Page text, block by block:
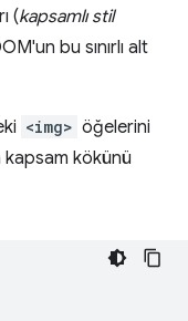
(kapsamlı stil
bu sınırlı alt
<img> öğelerini
kapsam kökünü